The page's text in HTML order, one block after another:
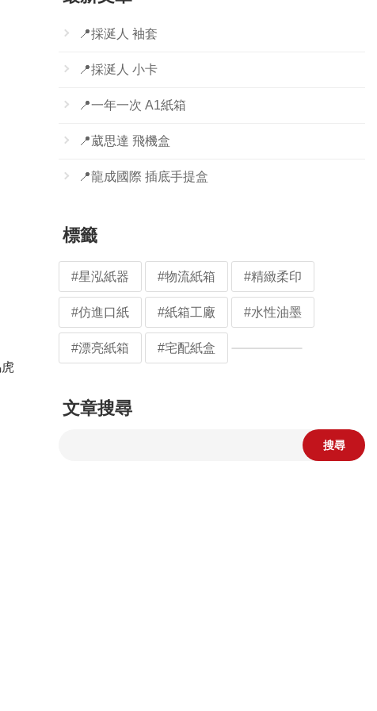
📍採涎人 袖套
📍採涎人 小卡
📍一年一次 A1紙箱
📍葳思達 飛機盒
📍龍成國際 插底手提盒
標籤
#星泓紙器 #物流紙箱 #精緻柔印
#仿進口紙 #紙箱工廠 #水性油墨
#漂亮紙箱 #宅配紙盒
文章搜尋
搜尋